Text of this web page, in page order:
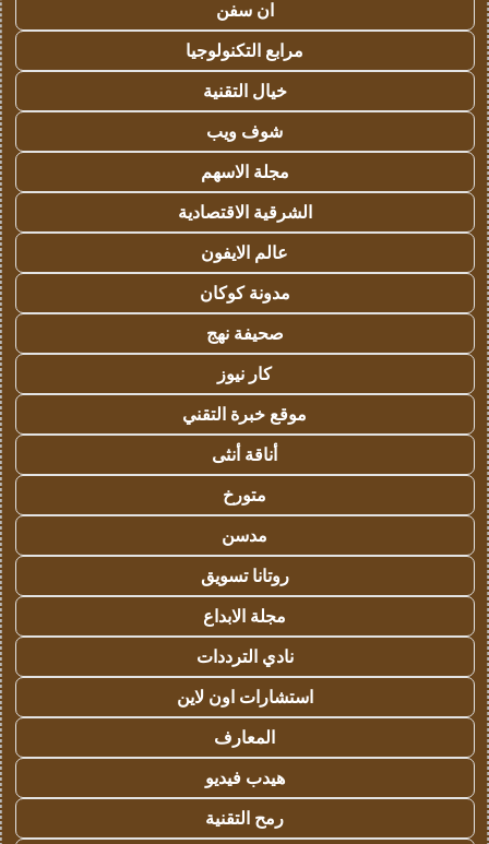
ان سفن
مرابع التكنولوجيا
خيال التقنية
شوف ويب
مجلة الاسهم
الشرقية الاقتصادية
عالم الايفون
مدونة كوكان
صحيفة نهج
كار نيوز
موقع خبرة التقني
أناقة أنثى
متورخ
مدسن
روتانا تسويق
مجلة الابداع
نادي الترددات
استشارات اون لاين
المعارف
هيدب فيديو
رمح التقنية